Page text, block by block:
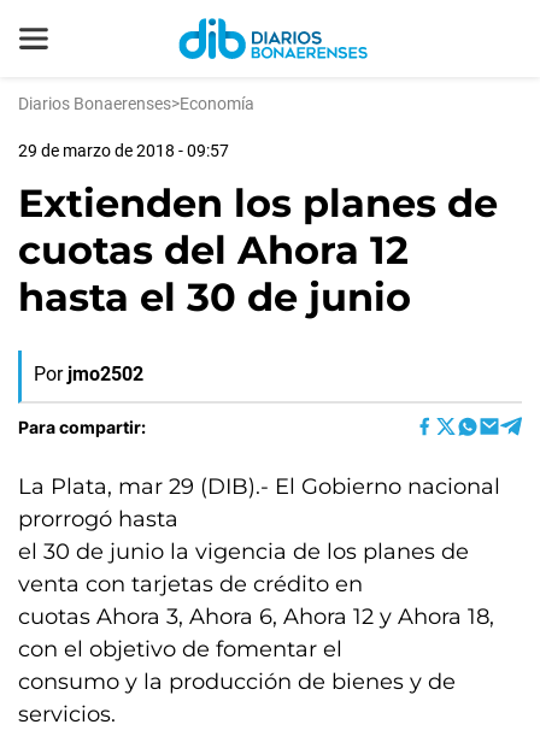
Diarios Bonaerenses>Economía
29 de marzo de 2018 - 09:57
Extienden los planes de
cuotas del Ahora 12
hasta el 30 de junio
Por jmo2502
Para compartir:
La Plata, mar 29 (DIB).- El Gobierno nacional
prorrogó hasta
el 30 de junio la vigencia de los planes de
venta con tarjetas de crédito en
cuotas Ahora 3, Ahora 6, Ahora 12 y Ahora 18,
con el objetivo de fomentar el
consumo y la producción de bienes y de
servicios.